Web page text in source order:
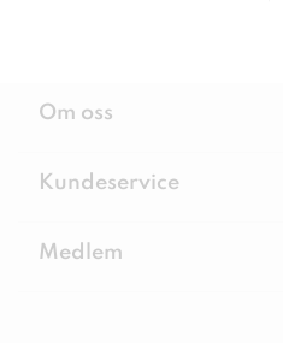
Om oss
Kundeservice
Medlem